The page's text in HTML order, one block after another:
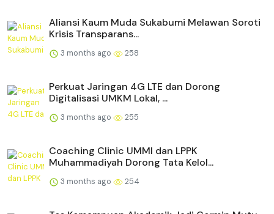
Aliansi Kaum Muda Sukabumi Melawan Soroti
Krisis Transparans...
3 months ago 258
Perkuat Jaringan 4G LTE dan Dorong
Digitalisasi UMKM Lokal, ...
3 months ago 255
Coaching Clinic UMMI dan LPPK
Muhammadiyah Dorong Tata Kelol...
3 months ago 254